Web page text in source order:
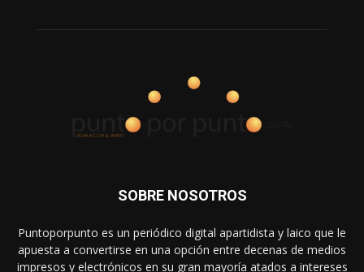
SOBRE NOSOTROS
Puntoporpunto es un periódico digital apartidista y laico que le
apuesta a convertirse en una opción entre decenas de medios
impresos y electrónicos en su gran mayoría atados a intereses